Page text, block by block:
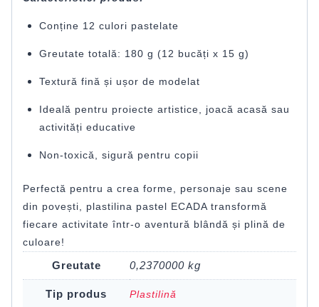
Conține 12 culori pastelate
Greutate totală: 180 g (12 bucăți x 15 g)
Textură fină și ușor de modelat
Ideală pentru proiecte artistice, joacă acasă sau
activități educative
Non-toxică, sigură pentru copii
Perfectă pentru a crea forme, personaje sau scene
din povești, plastilina pastel ECADA transformă
fiecare activitate într-o aventură blândă și plină de
culoare!
Greutate 0,2370000 kg
Tip produs Plastilină